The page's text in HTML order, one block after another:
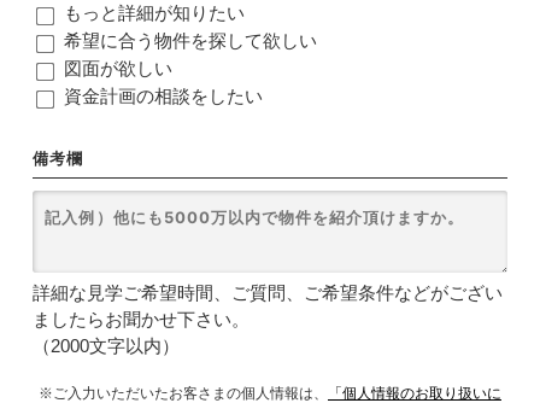
もっと詳細が知りたい
希望に合う物件を探して欲しい
図面が欲しい
資金計画の相談をしたい
備考欄
詳細な見学ご希望時間、ご質問、ご希望条件などがござい
ましたらお聞かせ下さい。
（2000文字以内）
※ご入力いただいたお客さまの個人情報は、
「個人情報のお取り扱いに